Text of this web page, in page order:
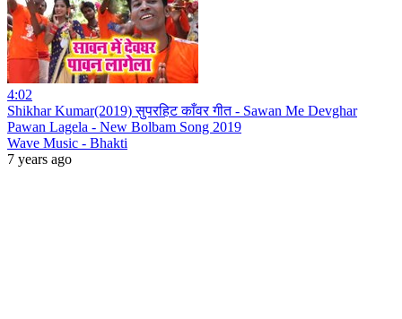
4:02
Shikhar Kumar(2019) सुपरहिट काँवर गीत - Sawan Me Devghar
Pawan Lagela - New Bolbam Song 2019
Wave Music - Bhakti
7 years ago